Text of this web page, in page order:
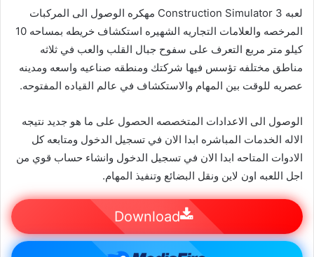
لعبه Construction Simulator 3 مهكره الوصول الى المركبات
المرخصه والعلامات التجاريه الشهيره استكشاف خريطه بمساحه 10
كيلو متر مربع التعرف على سفوح جبال القلب والعب في ثلاثه
مناطق مختلفه تؤسس فيها شركتك ومنطقه صناعيه واسعه ومدينه
عصريه للوقت بين المهام والاستكشاف في عالم القياده المفتوحه.
الوصول الى الاعدادات المتخصصه الحصول على ما هو جديد نتيجه
الاله الخدمات المباشره ابدا الان في تسجيل الدخول ومتابعه كل
الادوات المتاحه ابدا الان في تسجيل الدخول وانشاء حساب قوي من
اجل اللعبه اون لاين ونقل البضائع وتنفيذ المهام.
Download